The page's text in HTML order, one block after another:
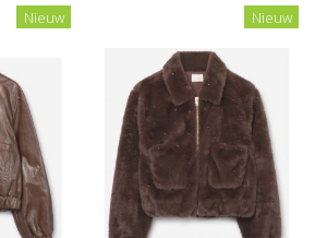
Nieuw Nieuw